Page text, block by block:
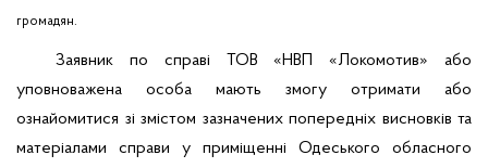
громадян.
Заявник по справі ТОВ «НВП «Локомотив»або
уповноважена особа мають змогу отримати або
ознайомитися зі змістом зазначених попередніх висновків та
матеріалами справи у приміщенні Одеського обласного